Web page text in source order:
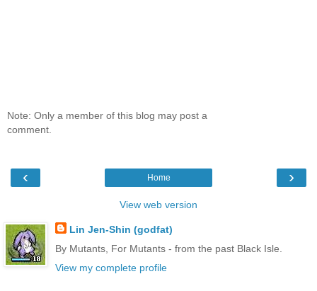
Note: Only a member of this blog may post a
comment.
‹ ›
Home
View web version
Lin Jen-Shin (godfat)
By Mutants, For Mutants - from the past Black Isle.
View my complete profile